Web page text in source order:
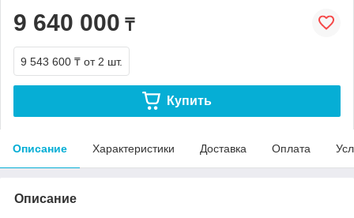
9 640 000 ₸
9 543 600 ₸ от 2 шт.
Купить
Описание Характеристики Доставка Оплата
Описание